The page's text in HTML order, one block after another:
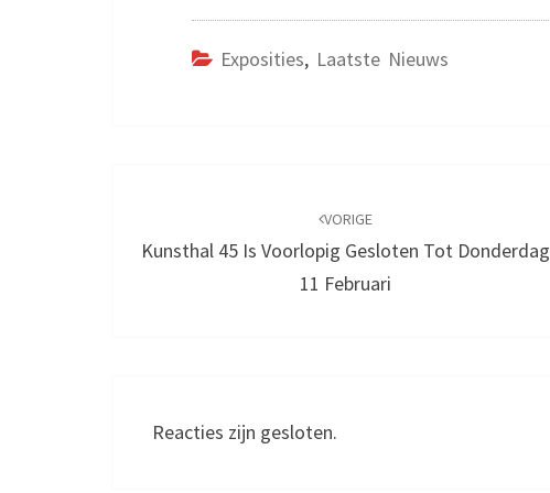
Exposities, Laatste Nieuws
VORIGE
Kunsthal 45 Is Voorlopig Gesloten Tot Donderdag
11 Februari
Reacties zijn gesloten.